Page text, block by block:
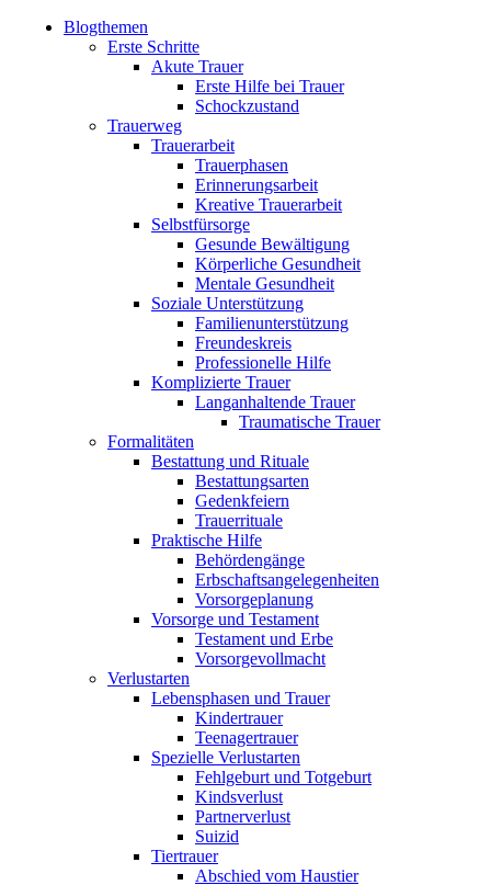
Blogthemen
Erste Schritte
Akute Trauer
Erste Hilfe bei Trauer
Schockzustand
Trauerweg
Trauerarbeit
Trauerphasen
Erinnerungsarbeit
Kreative Trauerarbeit
Selbstfürsorge
Gesunde Bewältigung
Körperliche Gesundheit
Mentale Gesundheit
Soziale Unterstützung
Familienunterstützung
Freundeskreis
Professionelle Hilfe
Komplizierte Trauer
Langanhaltende Trauer
Traumatische Trauer
Formalitäten
Bestattung und Rituale
Bestattungsarten
Gedenkfeiern
Trauerrituale
Praktische Hilfe
Behördengänge
Erbschaftsangelegenheiten
Vorsorgeplanung
Vorsorge und Testament
Testament und Erbe
Vorsorgevollmacht
Verlustarten
Lebensphasen und Trauer
Kindertrauer
Teenagertrauer
Spezielle Verlustarten
Fehlgeburt und Totgeburt
Kindsverlust
Partnerverlust
Suizid
Tiertrauer
Abschied vom Haustier